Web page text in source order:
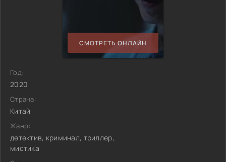
СМОТРЕТЬ ОНЛАЙН
Год:
2020
Страна:
Китай
Жанр:
детектив, криминал, триллер,
мистика